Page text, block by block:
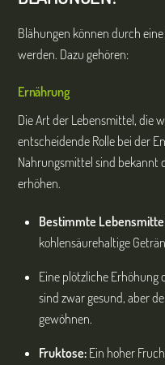
Blähungen können durch
werden. Dazu gehören:
Ernährung
Die Art der Lebensmittel, die
entscheidende Rolle bei der
Nahrungsmittel sind bekannt
erhöhen.
Bestimmte
kohlensäurehaltige
Eine plötzliche Erhöhung
sind zwar gesund, aber
gewöhnen.
Fruktose: Ein hoher